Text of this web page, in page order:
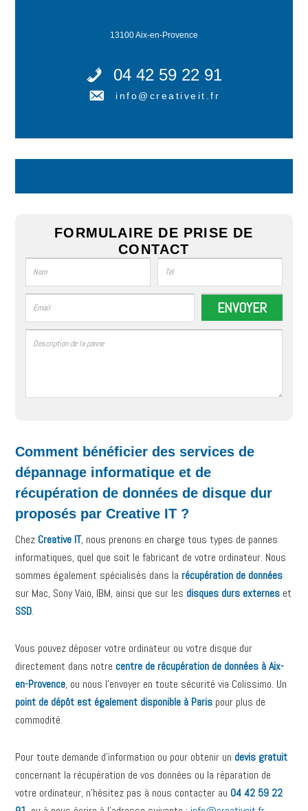
13100 Aix-en-Provence
04 42 59 22 91
info@creativeit.fr
FORMULAIRE DE PRISE DE
CONTACT
Comment bénéficier des services de
dépannage informatique et de
récupération de données de disque dur
proposés par Creative IT ?
Chez Creative IT, nous prenons en charge tous types de pannes
informatiques, quel que soit le fabricant de votre ordinateur. Nous
sommes également spécialisés dans la récupération de données
sur Mac, Sony Vaio, IBM, ainsi que sur les disques durs externes et
SSD.
Vous pouvez déposer votre ordinateur ou votre disque dur
directement dans notre centre de récupération de données à Aix-
en-Provence, ou nous l’envoyer en toute sécurité via Colissimo. Un
point de dépôt est également disponible à Paris pour plus de
commodité.
Pour toute demande d’information ou pour obtenir un devis gratuit
concernant la récupération de vos données ou la réparation de
votre ordinateur, n’hésitez pas à nous contacter au 04 42 59 22